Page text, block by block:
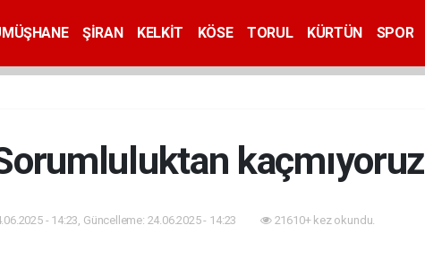
ŞİRAN KELKİT KÖSE TORUL KÜRTÜN SPOR
kaçmıyoruz
- 14:23, Güncelleme: 24.06.2025 - 14:23 21610+ kez okundu.